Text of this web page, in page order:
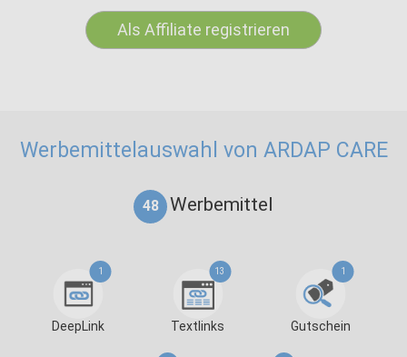
Als Affiliate registrieren
Werbemittelauswahl von ARDAP CARE
48 Werbemittel
1
DeepLink
13
Textlinks
1
Gutschein